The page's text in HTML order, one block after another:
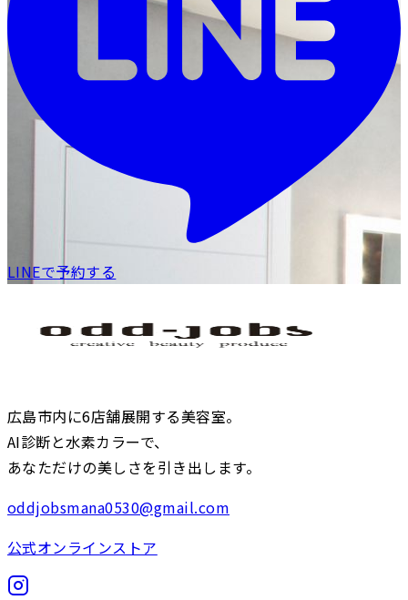
LINEで予約する
広島市内に6店舗展開する美容室。
AI診断と水素カラーで、
あなただけの美しさを引き出します。
oddjobsmana0530@gmail.com
公式オンラインストア